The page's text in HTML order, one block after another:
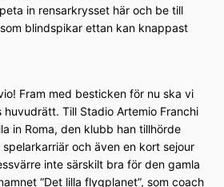
in rensarkrysset här och be till
blindspikar ettan kan knappast
Fram med besticken för nu ska vi
Till Stadio Artemio Franchi
in Roma, den klubb han tillhörde
och även en kort sejour
inte särskilt bra för den gamla
“Det lilla flygplanet”, som coach